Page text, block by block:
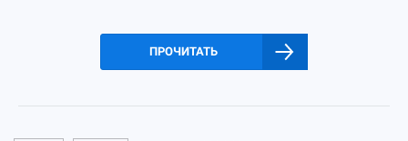
ПРОЧИТАТЬ